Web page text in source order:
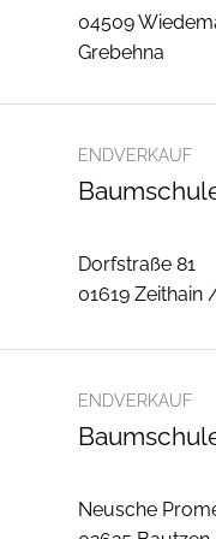
04509
Grebehna
ENDVERKAUF
Dorfstraße 81
01619 Zeithain
ENDVERKAUF
Neusche